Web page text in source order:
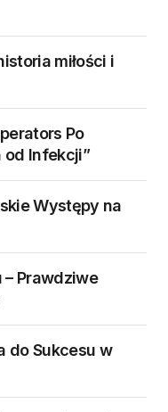
miłości i
Po
od Infekcji”
Występy na
– Prawdziwe
do Sukcesu w